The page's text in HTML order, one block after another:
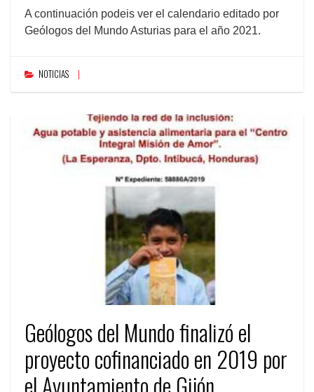
A continuación podeis ver el calendario editado por
Geólogos del Mundo Asturias para el año 2021.
NOTICIAS
Geólogos del Mundo finalizó el
proyecto cofinanciado en 2019 por